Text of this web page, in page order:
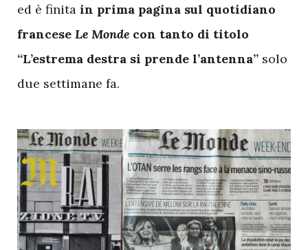
ed è finita in prima pagina sul quotidiano
francese Le Monde con tanto di titolo
“L’estrema destra si prende l’antenna” solo
due settimane fa.